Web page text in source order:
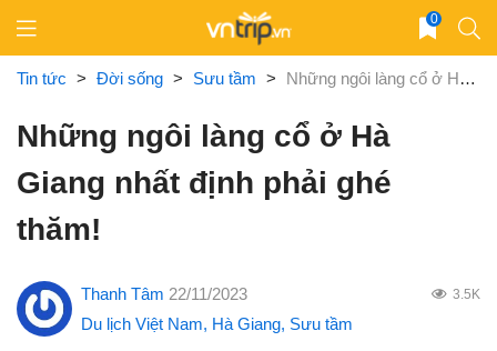
content
0
Tin tức > Đời sống > Sưu tầm > Những ngôi làng cổ ở Hà Giang nhất định phải ghé thăm!
Những ngôi làng cổ ở Hà
Giang nhất định phải ghé
thăm!
Thanh Tâm 22/11/2023 3.5K
Du lịch Việt Nam, Hà Giang, Sưu tầm